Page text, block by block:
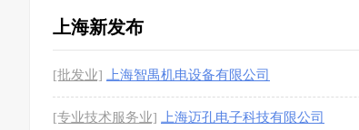
上海新发布
[批发业] 上海智禺机电设备有限公司
[专业技术服务业] 上海迈孔电子科技有限公司